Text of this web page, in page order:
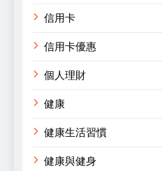
信用卡
信用卡優惠
個人理財
健康
健康生活習慣
健康與健身